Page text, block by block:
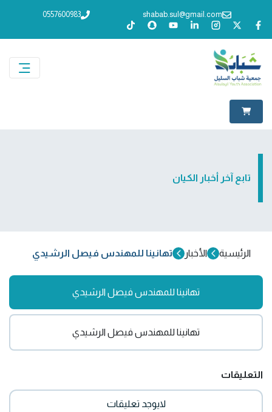
shabab.sul@gmail.com
0557600983
تابع آخر أخبار الكيان
الرئيسية الأخبار تهانينا للمهندس فيصل الرشيدي
تهانينا للمهندس فيصل الرشيدي
تهانينا للمهندس فيصل الرشيدي
التعليقات
لايوجد تعليقات